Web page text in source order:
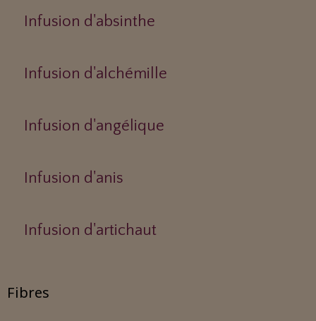
Infusion d'absinthe
Infusion d'alchémille
Infusion d'angélique
Infusion d'anis
Infusion d'artichaut
Fibres